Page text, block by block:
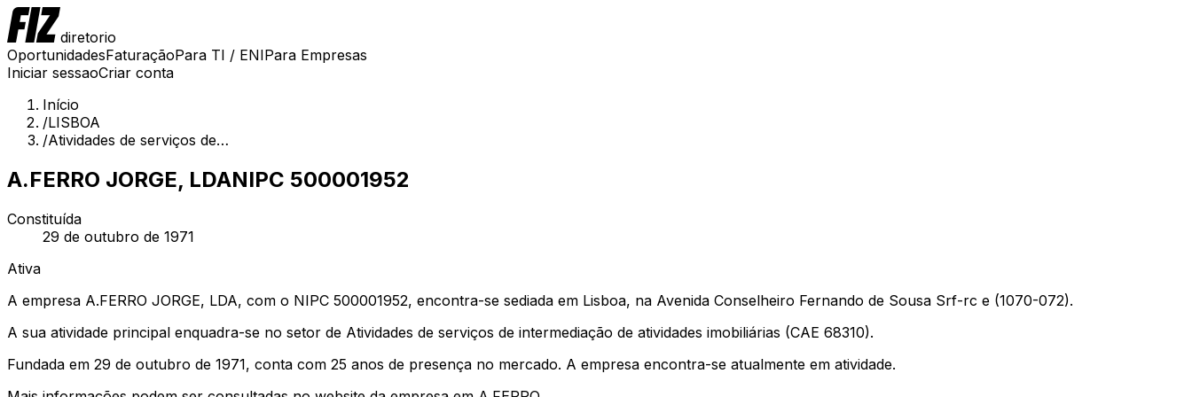
diretorio
OportunidadesFaturaçãoPara TI / ENIPara Empresas
Iniciar sessaoCriar conta
Início
/LISBOA
/Atividades de serviços de…
A.FERRO JORGE, LDANIPC 500001952
Constituída
29 de outubro de 1971
Ativa
A empresa A.FERRO JORGE, LDA, com o NIPC 500001952, encontra-se sediada em Lisboa, na Avenida Conselheiro Fernando de Sousa Srf-rc e (1070-072).
A sua atividade principal enquadra-se no setor de Atividades de serviços de intermediação de atividades imobiliárias (CAE 68310).
Fundada em 29 de outubro de 1971, conta com 25 anos de presença no mercado. A empresa encontra-se atualmente em atividade.